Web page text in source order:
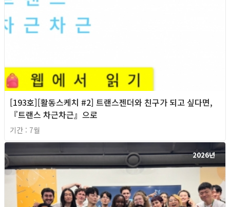
[193호][활동스케치 #2] 트랜스젠더와 친구가 되고 싶다면,
『트랜스 차근차근』으로
기간 : 7월
2026년